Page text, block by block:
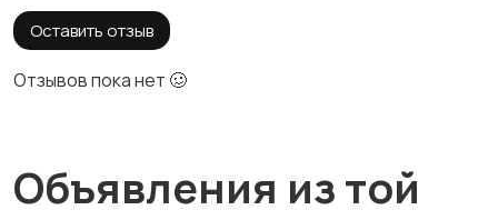
Оставить отзыв
Отзывов пока нет 🥴
Объявления из той